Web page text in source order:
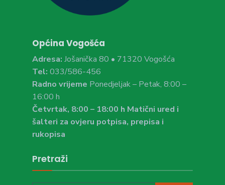
Općina Vogošća
Adresa: Jošanička 80 • 71320 Vogošća
Tel: 033/586-456
Radno vrijeme Ponedjeljak – Petak, 8:00 –
16:00 h
Četvrtak, 8:00 – 18:00 h Matični ured i
šalteri za ovjeru potpisa, prepisa i
rukopisa
Pretraži